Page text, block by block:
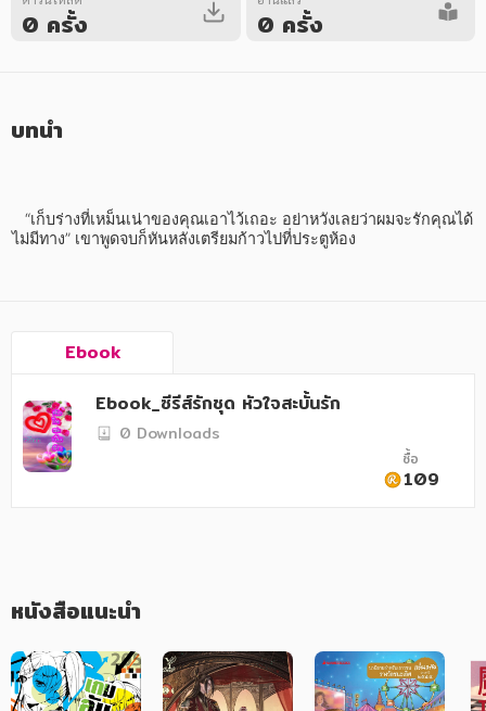
หนังสือออกใหม่ หนังสือยอดนิยม หนังสือเช่า
อาหาร สุขภาพ การแพทย์
ศิลปะ บันเทิง กีฬา ท่องเที่ยว
การเงิน การลงทุน บริหาร
นิตยสาร หนังสือพิมพ์
เทคโนโลยี การสื่อสาร วิทยาศาสตร์
0 ครั้ง 0 ครั้ง
บทนำ
ไม่มีทาง” เขาพูดจบก็หันหลังเตรียมก้าวไปที่ประตูห้อง
Ebook
Ebook_ซีรีส์รักชุด หัวใจสะบั้นรัก
0 Downloads
ซื้อ
109
หนังสือแนะนำ